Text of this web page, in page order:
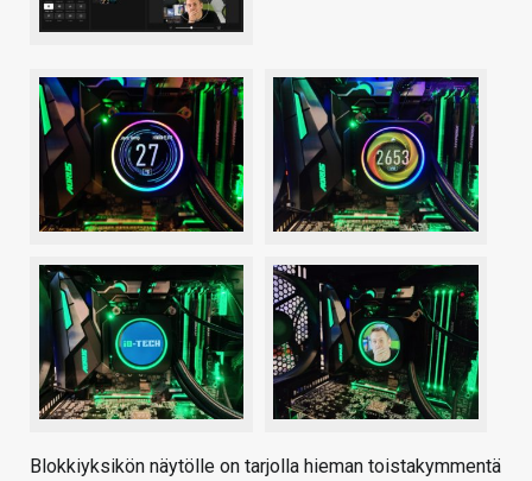
Blokkiyksikön näytölle on tarjolla hieman toistakymmentä